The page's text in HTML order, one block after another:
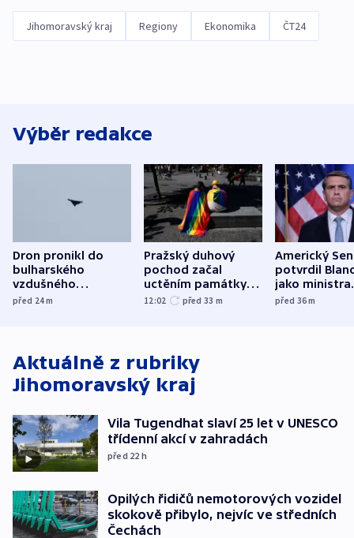
Jihomoravský kraj Regiony Ekonomika ČT24
Výběr redakce
Dron pronikl do
bulharského
vzdušného
prostoru,
před 24m
Pražský duhový
pochod začal
uctěním památky
obětí berlínského
12:02 před 33 m
Americký
potvrdil
jako ministra
před 36m
Aktuálně z rubriky
Jihomoravský kraj
Vila Tugendhat slaví 25 let v UNESCO
třídenní akcí v zahradách
před 22 h
Opilých řidičů nemotorových vozidel
skokově přibylo, nejvíc ve středních
Čechách